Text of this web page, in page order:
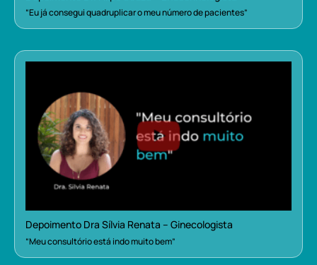
“Eu já consegui quadruplicar o meu número de pacientes”
Depoimento Dra Sílvia Renata – Ginecologista
“Meu consultório está indo muito bem”